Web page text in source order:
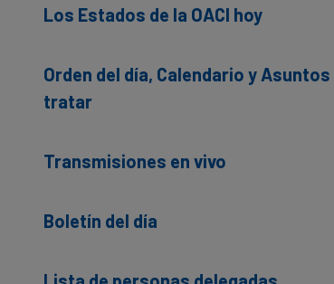
Los Estados de la OACI hoy
Orden del día, Calendario y Asuntos
tratar
Transmisiones en vivo
Boletín del día